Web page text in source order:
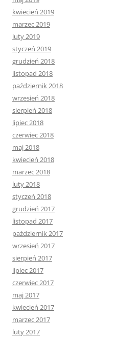
kwiecień 2019
marzec 2019
luty 2019
styczeń 2019
grudzień 2018
listopad 2018
październik 2018
wrzesień 2018
sierpień 2018
lipiec 2018
czerwiec 2018
maj 2018
kwiecień 2018
marzec 2018
luty 2018
styczeń 2018
grudzień 2017
listopad 2017
październik 2017
wrzesień 2017
sierpień 2017
lipiec 2017
czerwiec 2017
maj 2017
kwiecień 2017
marzec 2017
luty 2017